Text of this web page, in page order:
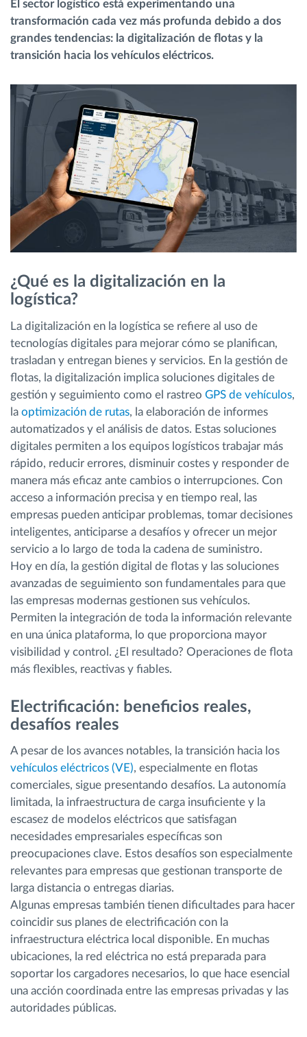
Planificación y seguimiento de rutas
Descubrir todas las características
¿Cómo podemos ayudar en el control de la
actividad de su flota?
Calculadora de ahorro
El sector logístico está experimentando una
transformación cada vez más profunda debido a dos
grandes tendencias: la digitalización de flotas y la
transición hacia los vehículos eléctricos.
¿Qué es la digitalización en la
logística?
La digitalización en la logística se refiere al uso de
tecnologías digitales para mejorar cómo se planifican,
trasladan y entregan bienes y servicios. En la gestión de
flotas, la digitalización implica soluciones digitales de
gestión y seguimiento como el rastreo GPS de vehículos,
la optimización de rutas, la elaboración de informes
automatizados y el análisis de datos. Estas soluciones
digitales permiten a los equipos logísticos trabajar más
rápido, reducir errores, disminuir costes y responder de
manera más eficaz ante cambios o interrupciones. Con
acceso a información precisa y en tiempo real, las
empresas pueden anticipar problemas, tomar decisiones
inteligentes, anticiparse a desafíos y ofrecer un mejor
servicio a lo largo de toda la cadena de suministro.
Hoy en día, la gestión digital de flotas y las soluciones
avanzadas de seguimiento son fundamentales para que
las empresas modernas gestionen sus vehículos.
Permiten la integración de toda la información relevante
en una única plataforma, lo que proporciona mayor
visibilidad y control. ¿El resultado? Operaciones de flota
más flexibles, reactivas y fiables.
Electrificación: beneficios reales,
desafíos reales
A pesar de los avances notables, la transición hacia los
vehículos eléctricos (VE), especialmente en flotas
comerciales, sigue presentando desafíos. La autonomía
limitada, la infraestructura de carga insuficiente y la
escasez de modelos eléctricos que satisfagan
necesidades empresariales específicas son
preocupaciones clave. Estos desafíos son especialmente
relevantes para empresas que gestionan transporte de
larga distancia o entregas diarias.
Algunas empresas también tienen dificultades para hacer
coincidir sus planes de electrificación con la
infraestructura eléctrica local disponible. En muchas
ubicaciones, la red eléctrica no está preparada para
soportar los cargadores necesarios, lo que hace esencial
una acción coordinada entre las empresas privadas y las
autoridades públicas.